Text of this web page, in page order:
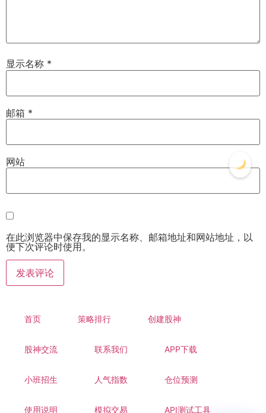
显示名称 *
邮箱 *
网站
在此浏览器中保存我的显示名称、邮箱地址和网站地址，以
便下次评论时使用。
首页 策略排行 创建股神
股神交流 联系我们 APP下载
小班招生 人气指数 仓位预测
使用说明 模拟交易 API测试工具